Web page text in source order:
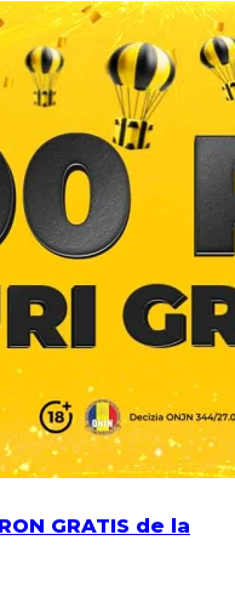
GRATIS de la